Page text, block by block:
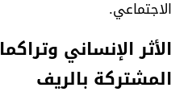
الاجتماعي.
الأثر الإنساني
المشتركة بالريف